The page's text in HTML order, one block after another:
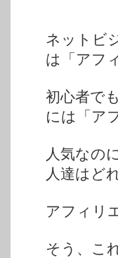
ネットビ
は「アフ
初心者で
には「ア
人気なの
人達はど
アフィリ
そう、こ